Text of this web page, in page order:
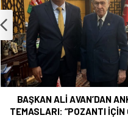
Harun
CHP POZANTI İLÇE
GÜRBÜZ OLDU